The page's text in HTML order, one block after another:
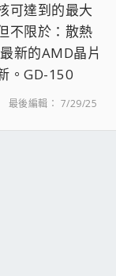
可達到的最大
不限於：散熱
新的AMD晶片
。GD-150
最後編輯： 7/29/25